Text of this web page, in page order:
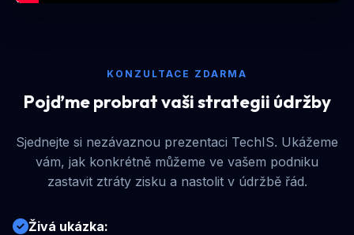
KONZULTACE ZDARMA
Pojďme probrat vaši strategii údržby
Sjednejte si nezávaznou prezentaci TechIS. Ukážeme
vám, jak konkrétně můžeme ve vašem podniku
zastavit ztráty zisku a nastolit v údržbě řád.
Živá ukázka: